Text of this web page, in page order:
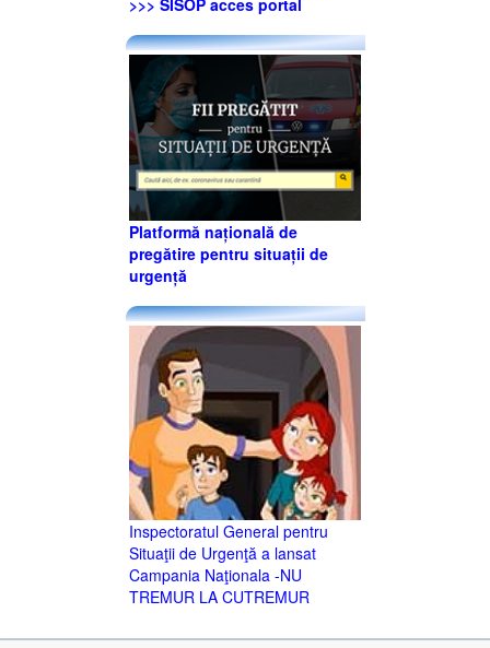
>>> SISOP acces portal
Platformă națională de
pregătire pentru situații de
urgență
Inspectoratul General pentru
Situaţii de Urgenţă a lansat
Campania Naţionala -NU
TREMUR LA CUTREMUR